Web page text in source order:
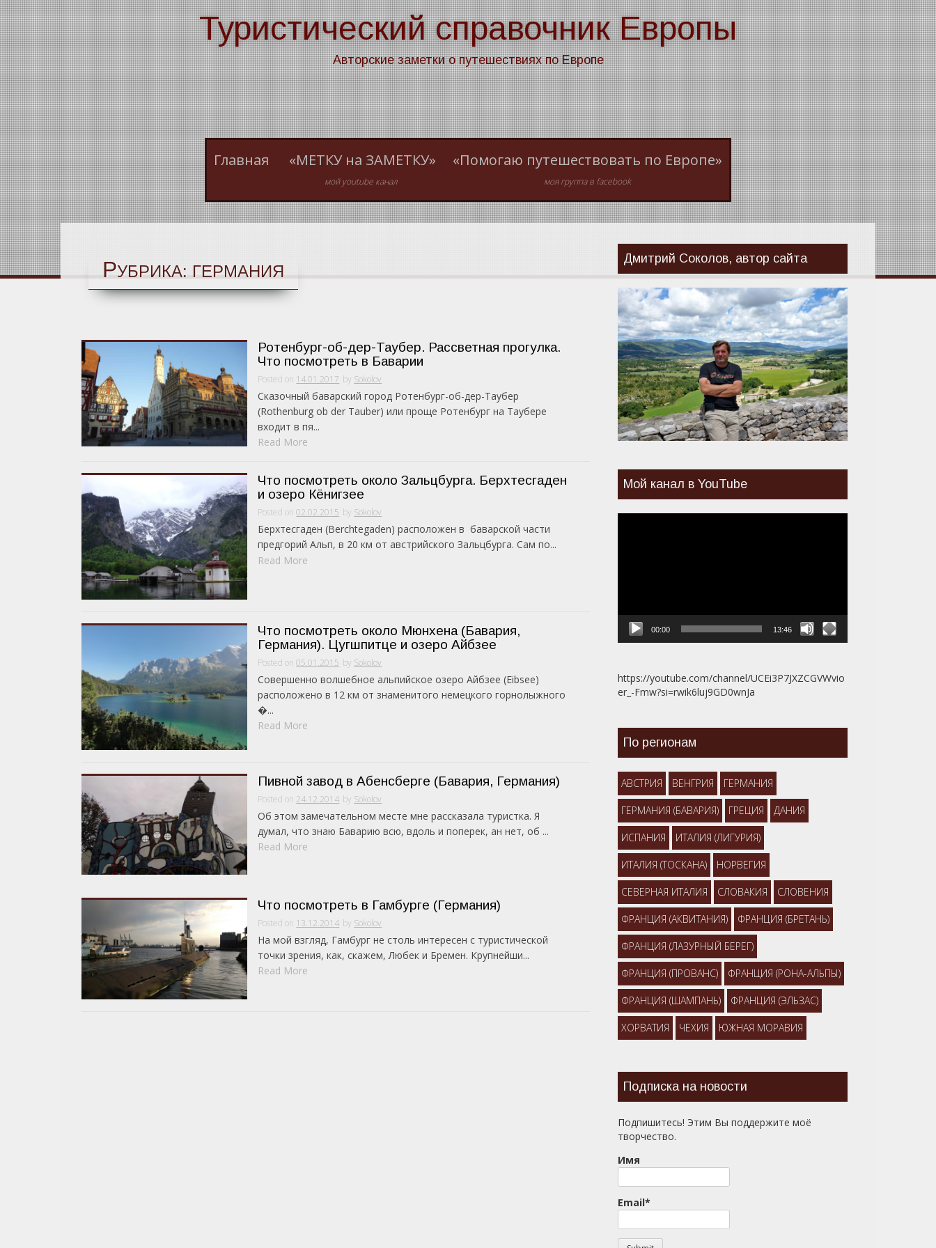
Skip
to
content
Туристический справочник Европы
Авторские заметки о путешествиях по Европе
Главная «МЕТКУ на ЗАМЕТКУ»
мой youtube канал
«Помогаю путешествовать по Европе»
моя группа в facebook
РУБРИКА: ГЕРМАНИЯ
Ротенбург-об-дер-Таубер. Рассветная прогулка.
Что посмотреть в Баварии
Posted on 14.01.2017 by Sokolov
Сказочный баварский город Ротенбург-об-дер-Таубер
(Rothenburg ob der Tauber) или проще Ротенбург на Таубере
входит в пя...
Read More
Что посмотреть около Зальцбурга. Берхтесгаден
и озеро Кёнигзее
Posted on02.02.2015 by Sokolov
Берхтесгаден (Berchtegaden) расположен в баварской части
предгорий Альп, в 20 км от австрийского Зальцбурга. Сам по...
Read More
Что посмотреть около Мюнхена (Бавария,
Германия). Цугшпитце и озеро Айбзее
Posted on05.01.2015 by Sokolov
Cовершенно волшебное альпийское озеро Айбзее (Eibsee)
расположено в 12 км от знаменитого немецкого горнолыжного
�...
Read More
Пивной завод в Абенсберге (Бавария, Германия)
Posted on 24.12.2014 by Sokolov
Об этом замечательном месте мне рассказала туристка. Я
думал, что знаю Баварию всю, вдоль и поперек, ан нет, об ...
Read More
Что посмотреть в Гамбурге (Германия)
Posted on 13.12.2014 by Sokolov
На мой взгляд, Гамбург не столь интересен с туристической
точки зрения, как, скажем, Любек и Бремен. Крупнейши...
Read More
Дмитрий Соколов, автор сайта
Мой канал в YouTube
00:00 13:46
https://youtube.com/channel/UCEi3P7JXZCGVWvio
er_-Fmw?si=rwik6luj9GD0wnJa
По регионам
АВСТРИЯ ВЕНГРИЯ ГЕРМАНИЯ
ГЕРМАНИЯ (БАВАРИЯ) ГРЕЦИЯ ДАНИЯ
ИСПАНИЯ ИТАЛИЯ (ЛИГУРИЯ)
ИТАЛИЯ (ТОСКАНА) НОРВЕГИЯ
СЕВЕРНАЯ ИТАЛИЯ СЛОВАКИЯ СЛОВЕНИЯ
ФРАНЦИЯ (АКВИТАНИЯ) ФРАНЦИЯ (БРЕТАНЬ)
ФРАНЦИЯ (ЛАЗУРНЫЙ БЕРЕГ)
ФРАНЦИЯ (ПРОВАНС) ФРАНЦИЯ (РОНА-АЛЬПЫ)
ФРАНЦИЯ (ШАМПАНЬ) ФРАНЦИЯ (ЭЛЬЗАС)
ХОРВАТИЯ ЧЕХИЯ ЮЖНАЯ МОРАВИЯ
Подписка на новости
Подпишитесь! Этим Вы поддержите моё
творчество.
Имя
Email*